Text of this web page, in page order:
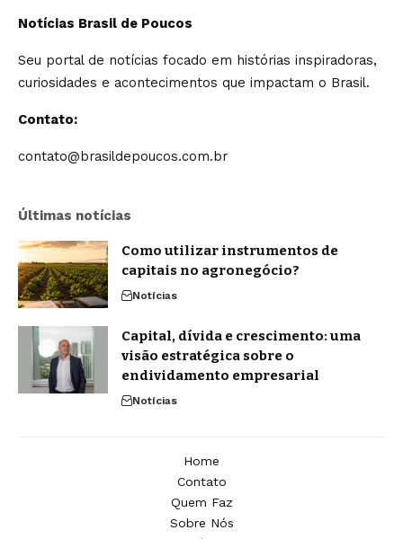
Notícias Brasil de Poucos
Seu portal de notícias focado em histórias inspiradoras,
curiosidades e acontecimentos que impactam o Brasil.
Contato:
contato@brasildepoucos.com.br
Últimas notícias
Como utilizar instrumentos de
capitais no agronegócio?
Notícias
Capital, dívida e crescimento: uma
visão estratégica sobre o
endividamento empresarial
Notícias
Home
Contato
Quem Faz
Sobre Nós